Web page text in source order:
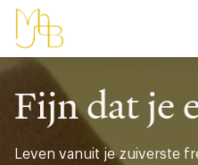
Fijn dat je
Leven vanuit je zuiverste